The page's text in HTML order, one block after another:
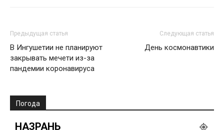
Предыдущая статья
В Ингушетии не планируют
закрывать мечети из-за
пандемии коронавируса
Следующая статья
День космонавтики
Погода
НАЗРАНЬ